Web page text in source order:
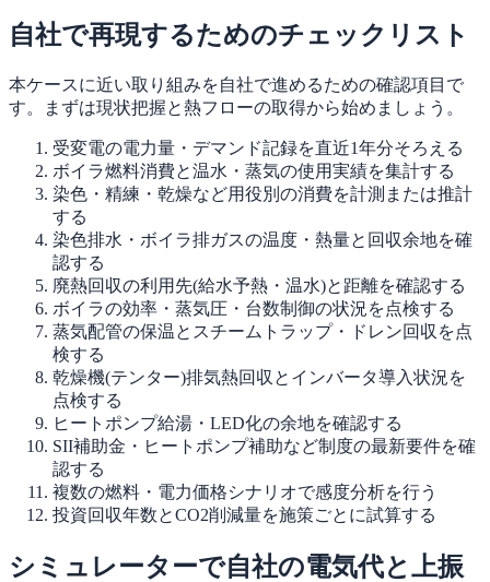
自社で再現するためのチェックリスト
本ケースに近い取り組みを自社で進めるための確認項目で
す。まずは現状把握と熱フローの取得から始めましょう。
受変電の電力量・デマンド記録を直近1年分そろえる
ボイラ燃料消費と温水・蒸気の使用実績を集計する
染色・精練・乾燥など用役別の消費を計測または推計
する
染色排水・ボイラ排ガスの温度・熱量と回収余地を確
認する
廃熱回収の利用先(給水予熱・温水)と距離を確認する
ボイラの効率・蒸気圧・台数制御の状況を点検する
蒸気配管の保温とスチームトラップ・ドレン回収を点
検する
乾燥機(テンター)排気熱回収とインバータ導入状況を
点検する
ヒートポンプ給湯・LED化の余地を確認する
SII補助金・ヒートポンプ補助など制度の最新要件を確
認する
複数の燃料・電力価格シナリオで感度分析を行う
投資回収年数とCO2削減量を施策ごとに試算する
シミュレーターで自社の電気代と上振